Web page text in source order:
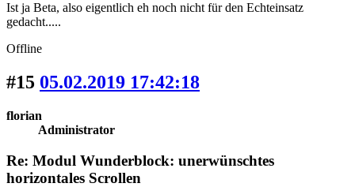
Ist ja Beta, also eigentlich eh noch nicht für den Echteinsatz
gedacht.....
Offline
#15 05.02.2019 17:42:18
florian
Administrator
Re: Modul Wunderblock: unerwünschtes
horizontales Scrollen